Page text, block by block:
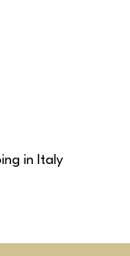
in Italy